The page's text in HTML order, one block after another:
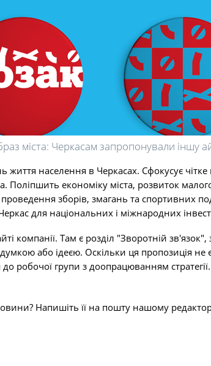
міста: Черкасам запропонували іншу
життя населення в Черкасах. Сфокусує
Поліпшить економіку міста, розвиток
зборів, змагань та спортивних
для національних і міжнародних
компанії. Там є розділ "Зворотній
або ідеєю. Оскільки ця пропозиція
робочої групи з доопрацюванням стратегії.
Напишіть її на пошту нашому